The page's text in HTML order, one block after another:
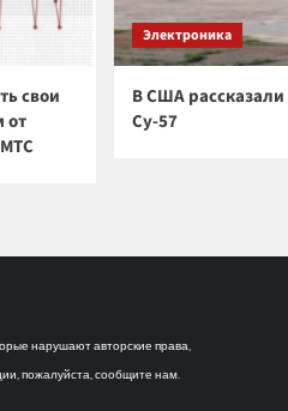
свои
от
Электроника
В США
Су-57
нарушают авторские права,
пожалуйста, сообщите нам.